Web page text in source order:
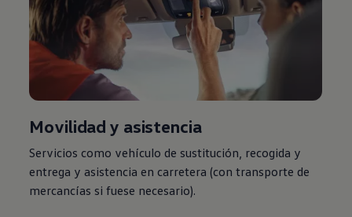
Movilidad y asistencia
Servicios como vehículo de sustitución, recogida y
entrega y asistencia en carretera (con transporte de
mercancías si fuese necesario).